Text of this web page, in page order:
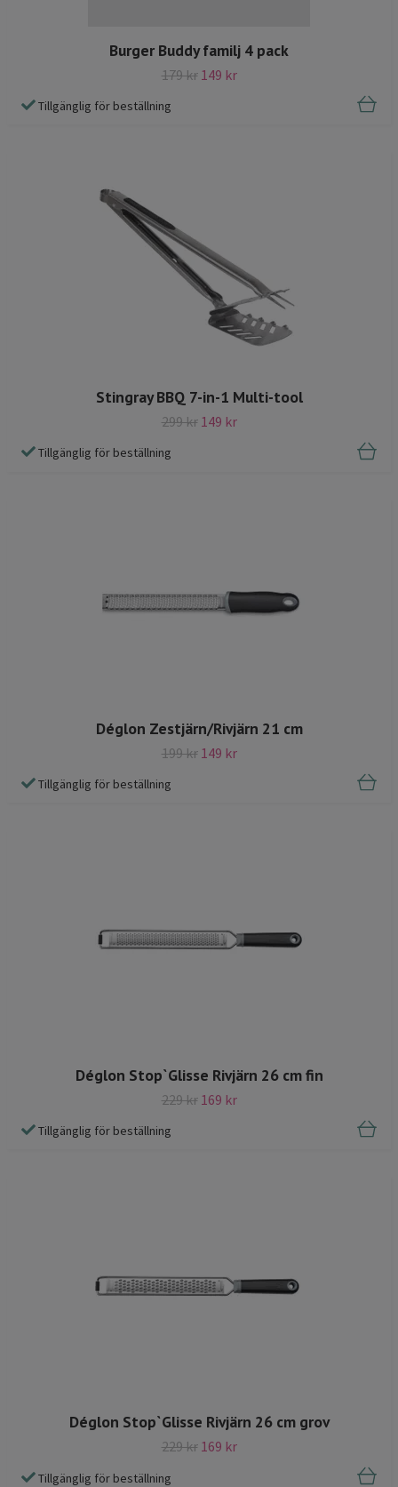
Burger Buddy familj 4 pack
179 kr 149 kr
Tillgänglig för beställning
Stingray BBQ 7-in-1 Multi-tool
299 kr 149 kr
Tillgänglig för beställning
Déglon Zestjärn/Rivjärn 21 cm
199 kr 149 kr
Tillgänglig för beställning
Déglon Stop`Glisse Rivjärn 26 cm fin
229 kr 169 kr
Tillgänglig för beställning
Déglon Stop`Glisse Rivjärn 26 cm grov
229 kr 169 kr
Tillgänglig för beställning